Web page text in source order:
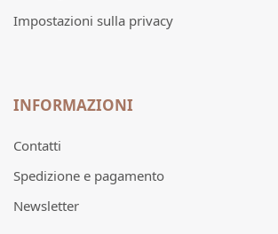
Impostazioni sulla privacy
INFORMAZIONI
Contatti
Spedizione e pagamento
Newsletter